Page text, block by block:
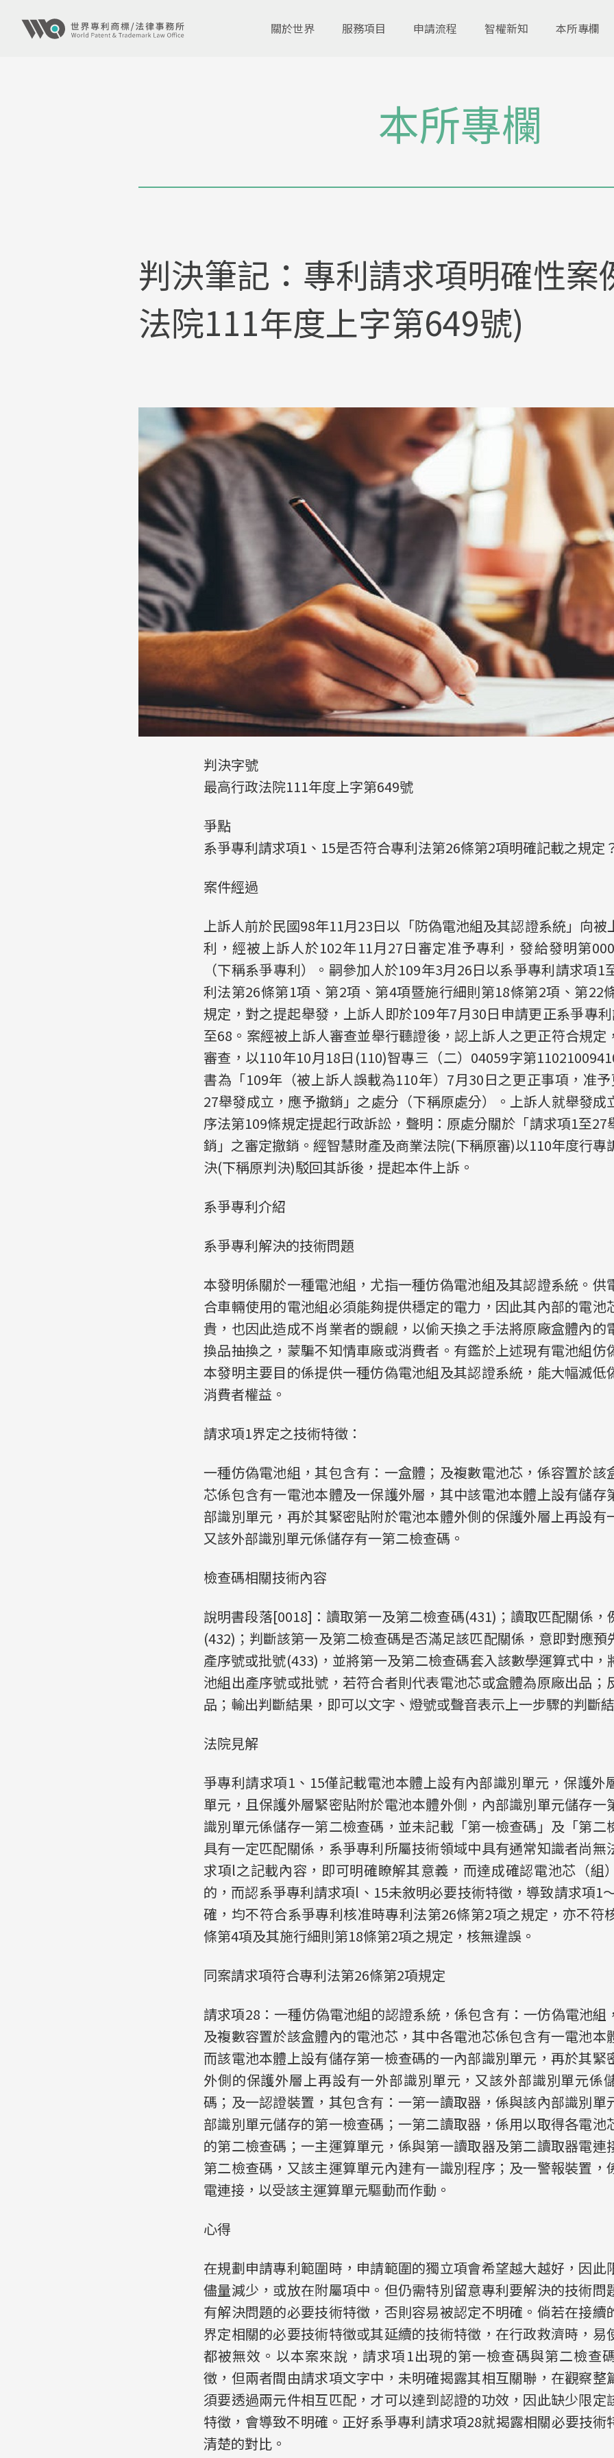
關於世界 服務項目 申請流程 智權新知 本所專欄
本所專欄
判決筆記：專利請求項明確性案
法院111年度上字第649號)
判決字號
最高行政法院111年度上字第649號
爭點
系爭專利請求項1、15是否符合專利法第26條第2項明確記載之規定
案件經過
上訴人前於民國98年11月23日以「防偽電池組及其認證系統」向被
利，經被上訴人於102年11月27日審定准予專利，發給發明第
（下稱系爭專利）。嗣參加人於109年3月26日以系爭專利請求項1
利法第26條第1項、第2項、第4項暨施行細則第18條第2項、第22
規定，對之提起舉發，上訴人即於109年7月30日申請更正系爭專
至68。案經被上訴人審查並舉行聽證後，認上訴人之更正符合規定
審查，以110年10月18日(110)智專三（二）04059字第
書為「109年（被上訴人誤載為110年）7月30日之更正事項，准
27舉發成立，應予撤銷」之處分（下稱原處分）。上訴人就舉發成
序法第109條規定提起行政訴訟，聲明：原處分關於「請求項1至27
銷」之審定撤銷。經智慧財產及商業法院(下稱原審)以110年度行專
決(下稱原判決)駁回其訴後，提起本件上訴。
系爭專利介紹
系爭專利解決的技術問題
本發明係關於一種電池組，尤指一種仿偽電池組及其認證系統。供
合車輛使用的電池組必須能夠提供穩定的電力，因此其內部的電池
貴，也因此造成不肖業者的覬覦，以偷天換之手法將原廠盒體內的
換品抽換之，蒙騙不知情車廠或消費者。有鑑於上述現有電池組仿
本發明主要目的係提供一種仿偽電池組及其認證系統，能大幅滅低
消費者權益。
請求項1界定之技術特徵：
一種仿偽電池組，其包含有：一盒體；及複數電池芯，係容置於該
芯係包含有一電池本體及一保護外層，其中該電池本體上設有儲存
部識別單元，再於其緊密貼附於電池本體外側的保護外層上再設有
又該外部識別單元係儲存有一第二檢查碼。
檢查碼相關技術內容
說明書段落[0018]：讀取第一及第二檢查碼(431)；讀取匹配關係，
(432)；判斷該第一及第二檢查碼是否滿足該匹配關係，意即對應預
產序號或批號(433)，並將第一及第二檢查碼套入該數學運算式中，
池組出產序號或批號，若符合者則代表電池芯或盒體為原廠出品；
品；輸出判斷結果，即可以文字、燈號或聲音表示上一步驟的判斷
法院見解
爭專利請求項1、15僅記載電池本體上設有內部識別單元，保護外
單元，且保護外層緊密貼附於電池本體外側，內部識別單元儲存一
識別單元係儲存一第二檢查碼，並未記載「第一檢查碼」及「第二
具有一定匹配關係，系爭專利所屬技術領域中具有通常知識者尚無
求項l之記載內容，即可明確瞭解其意義，而達成確認電池芯（組
的，而認系爭專利請求項l、15未敘明必要技術特徵，導致請求項1
確，均不符合系爭專利核准時專利法第26條第2項之規定，亦不符
條第4項及其施行細則第18條第2項之規定，核無違誤。
同案請求項符合專利法第26條第2項規定
請求項28：一種仿偽電池組的認證系統，係包含有：一仿偽電池組
及複數容置於該盒體內的電池芯，其中各電池芯係包含有一電池本
而該電池本體上設有儲存第一檢查碼的一內部識別單元，再於其緊
外側的保護外層上再設有一外部識別單元，又該外部識別單元係
碼；及一認證裝置，其包含有：一第一讀取器，係與該內部識別單
部識別單元儲存的第一檢查碼；一第二讀取器，係用以取得各電池
的第二檢查碼；一主運算單元，係與第一讀取器及第二讀取器電連
第二檢查碼，又該主運算單元內建有一識別程序；及一警報裝置，
電連接，以受該主運算單元驅動而作動。
心得
在規劃申請專利範圍時，申請範圍的獨立項會希望越大越好，因此
儘量減少，或放在附屬項中。但仍需特別留意專利要解決的技術問
有解決問題的必要技術特徵，否則容易被認定不明確。倘若在接續
界定相關的必要技術特徵或其延續的技術特徵，在行政救濟時，易
都被無效。以本案來說，請求項1出現的第一檢查碼與第二檢查
徵，但兩者間由請求項文字中，未明確揭露其相互關聯，在觀察整
須要透過兩元件相互匹配，才可以達到認證的功效，因此缺少限定
特徵，會導致不明確。正好系爭專利請求項28就揭露相關必要技術
清楚的對比。